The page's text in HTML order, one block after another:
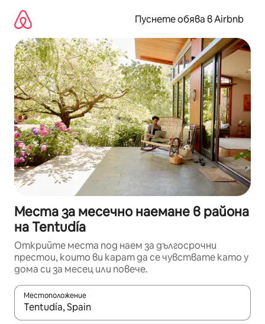
съдържанието
Пуснете обява в Airbnb
Места за месечно наемане в района
на Tentudía
Открийте места под наем за дългосрочни
престои, които ви карат да се чувствате като у
дома си за месец или повече.
Местоположение
Когато резултатите се покажат, използвайте